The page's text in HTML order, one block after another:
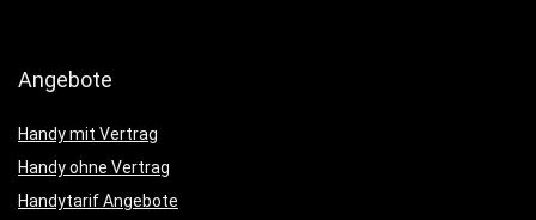
Angebote
Handy mit Vertrag
Handy ohne Vertrag
Handytarif Angebote